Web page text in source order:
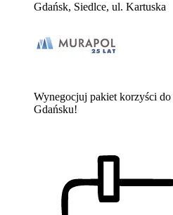
Gdańsk, Siedlce, ul. Kartuska
Wynegocjuj pakiet korzyści
Gdańsku!